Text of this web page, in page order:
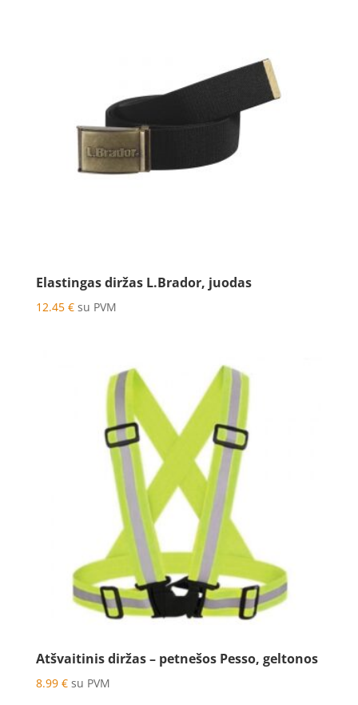
Elastingas diržas L.Brador, juodas
12.45 € su PVM
Atšvaitinis diržas – petnešos Pesso, geltonos
8.99 € su PVM